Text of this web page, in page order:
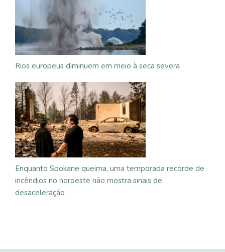
Rios europeus diminuem em meio à seca severa
Enquanto Spokane queima, uma temporada recorde de
incêndios no noroeste não mostra sinais de
desaceleração